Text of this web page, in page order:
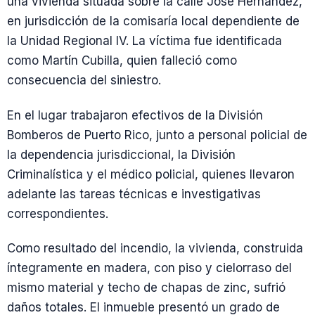
en jurisdicción de la comisaría local dependiente de
la Unidad Regional IV. La víctima fue identificada
como Martín Cubilla, quien falleció como
consecuencia del siniestro.
En el lugar trabajaron efectivos de la División
Bomberos de Puerto Rico, junto a personal policial de
la dependencia jurisdiccional, la División
Criminalística y el médico policial, quienes llevaron
adelante las tareas técnicas e investigativas
correspondientes.
Como resultado del incendio, la vivienda, construida
íntegramente en madera, con piso y cielorraso del
mismo material y techo de chapas de zinc, sufrió
daños totales. El inmueble presentó un grado de